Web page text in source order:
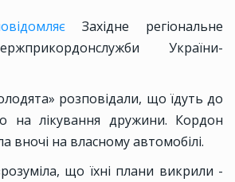
Західне регіональне
України-
розповідали, що їдуть до
на лікування дружини. Кордон
вночі на власному автомобілі.
що їхні плани викрили -